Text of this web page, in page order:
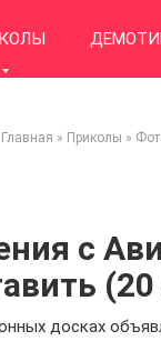
Главная » Приколы »
с
досках